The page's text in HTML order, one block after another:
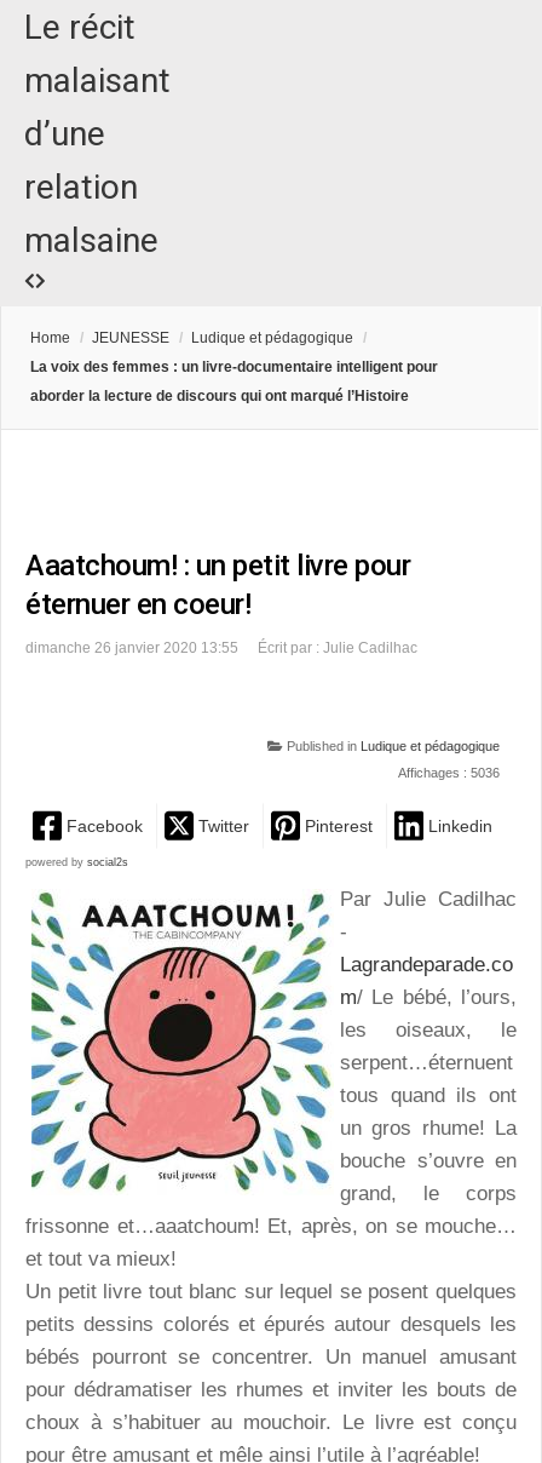
Le récit
malaisant
d’une
relation
malsaine
Home / JEUNESSE / Ludique et pédagogique
/
La voix des femmes : un livre-documentaire intelligent pour
aborder la lecture de discours qui ont marqué l’Histoire
Aaatchoum! : un petit livre pour
éternuer en coeur!
dimanche 26 janvier 2020 13:55 Écrit par : Julie Cadilhac
Published in
Ludique et pédagogique
Affichages : 5036
Facebook Twitter Pinterest Linkedin
powered by social2s
Par Julie Cadilhac
-
Lagrandeparade.co
m/ Le bébé, l’ours,
les oiseaux, le
serpent…éternuent
tous quand ils ont
un gros rhume! La
bouche s’ouvre en
grand, le corps
frissonne et…aaatchoum! Et, après, on se mouche…
et tout va mieux!
Un petit livre tout blanc sur lequel se posent quelques
petits dessins colorés et épurés autour desquels les
bébés pourront se concentrer. Un manuel amusant
pour dédramatiser les rhumes et inviter les bouts de
choux à s’habituer au mouchoir. Le livre est conçu
pour être amusant et mêle ainsi l’utile à l’agréable!